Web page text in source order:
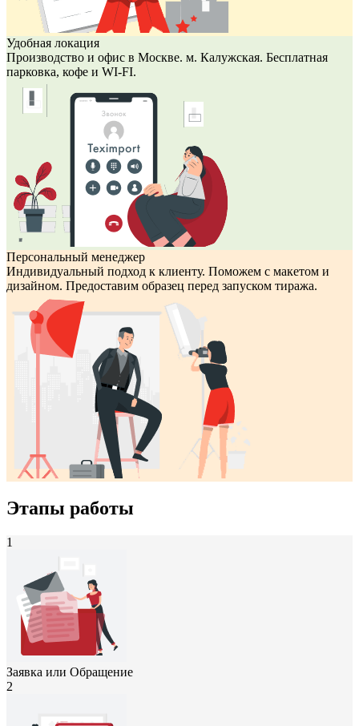
Удобная локация
Производство и офис в Москве. м. Калужская. Бесплатная
парковка, кофе и WI-FI.
Персональный менеджер
Индивидуальный подход к клиенту. Поможем с макетом и
дизайном. Предоставим образец перед запуском тиража.
Этапы работы
1
Заявка или Обращение
2